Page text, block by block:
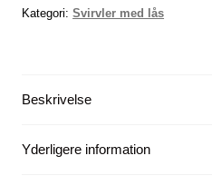
stk
antal
Kategori:Svirvler med lås
Beskrivelse
Yderligere information